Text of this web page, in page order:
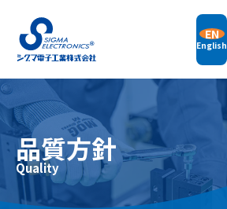
EN
English
製品情報
フィールドバランサ
立形釣合い試験機
横形釣合い試験機
振動計測機器
サポート
サポート情報トップ
品質方針
Quality